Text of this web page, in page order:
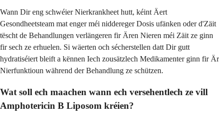
Wann Dir eng schwéier Nierkrankheet hutt, kéint Äert
Gesondheetsteam mat enger méi niddereger Dosis ufänken oder d'Zäit
tëscht de Behandlungen verlängeren fir Ären Nieren méi Zäit ze ginn
fir sech ze erhuelen. Si wäerten och sécherstellen datt Dir gutt
hydratiséiert bleift a kënnen Iech zousätzlech Medikamenter ginn fir Är
Nierfunktioun während der Behandlung ze schützen.
Wat soll ech maachen wann ech versehentlech ze vill
Amphotericin B Liposom kréien?